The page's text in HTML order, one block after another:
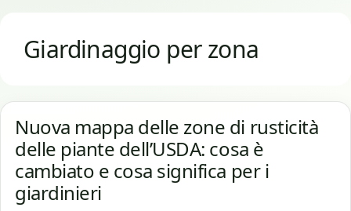
Giardinaggio per zona
Nuova mappa delle zone di rusticità
delle piante dell’USDA: cosa è
cambiato e cosa significa per i
giardinieri